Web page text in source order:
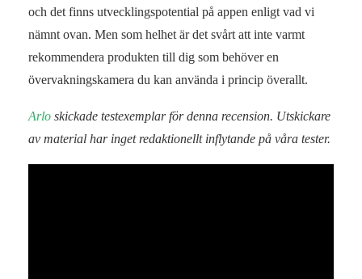
och det finns utvecklingspotential på appen enligt vad vi
nämnt ovan. Men som helhet är det svårt att inte varmt
rekommendera produkten till dig som behöver en
övervakningskamera du kan använda i princip överallt.
Arlo skickade testexemplar för denna recension. Utskickare
av material har inget redaktionellt inflytande på våra tester.